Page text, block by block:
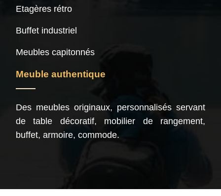
Etagères rétro
Buffet industriel
Meubles capitonnés
Meuble authentique
Des meubles originaux, personnalisés servant
de table décoratif, mobilier de rangement,
buffet, armoire, commode.